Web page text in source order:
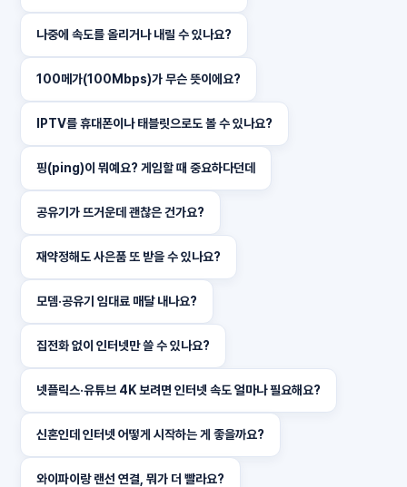
나중에 속도를 올리거나 내릴 수 있나요?
100메가(100Mbps)가 무슨 뜻이에요?
IPTV를 휴대폰이나 태블릿으로도 볼 수 있나요?
핑(ping)이 뭐예요? 게임할 때 중요하다던데
공유기가 뜨거운데 괜찮은 건가요?
재약정해도 사은품 또 받을 수 있나요?
모뎀·공유기 임대료 매달 내나요?
집전화 없이 인터넷만 쓸 수 있나요?
넷플릭스·유튜브 4K 보려면 인터넷 속도 얼마나 필요해요?
신혼인데 인터넷 어떻게 시작하는 게 좋을까요?
와이파이랑 랜선 연결, 뭐가 더 빨라요?